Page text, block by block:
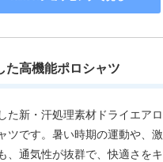
た高機能ポロシャツ
た新・汗処理素材ドライエア
ツです。暑い時期の運動や、
、通気性が抜群で、快適さを